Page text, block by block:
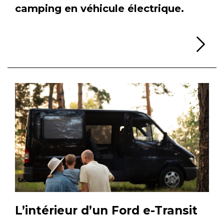
camping en véhicule électrique.
L’intérieur d’un Ford e-Transit